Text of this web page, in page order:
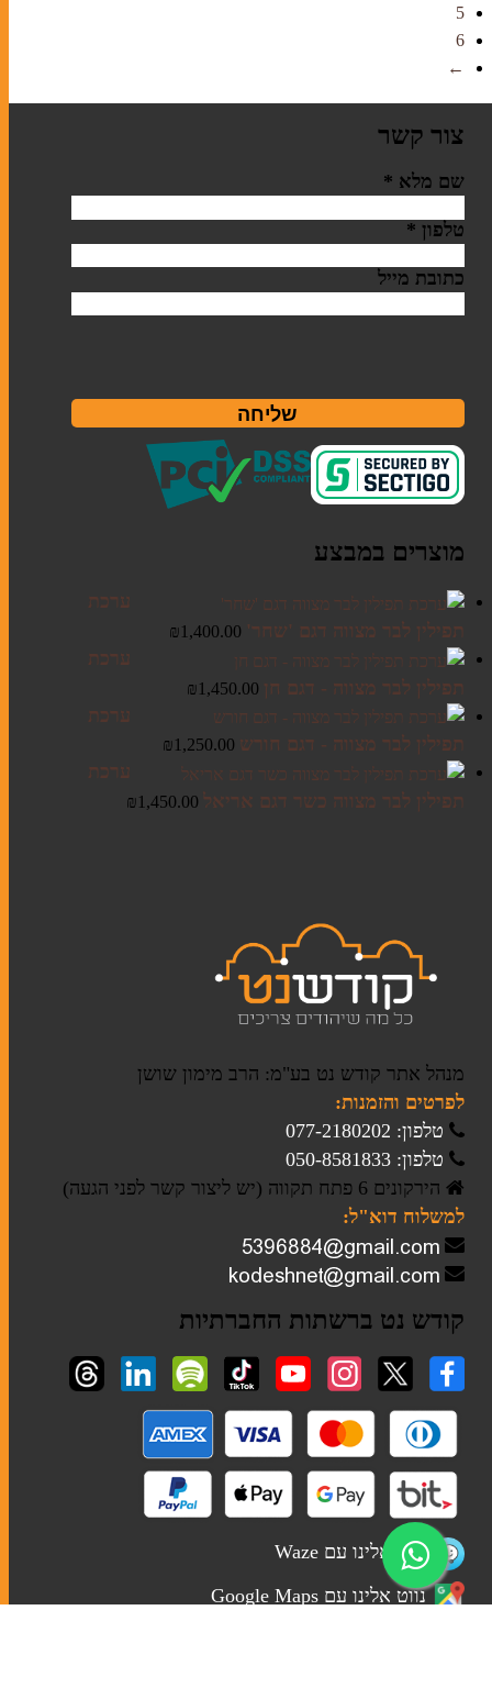
5
6
←
צור קשר
שם מלא *
טלפון *
כתובת מייל
שליחה
מוצרים במבצע
ערכת
תפילין לבר מצווה דגם 'שחר'
₪1,400.00
ערכת
תפילין לבר מצווה - דגם חן
₪1,450.00
ערכת
תפילין לבר מצווה - דגם חורש
₪1,250.00
ערכת
תפילין לבר מצווה כשר דגם אריאל
₪1,450.00
מנהל אתר קודש נט בע"מ: הרב מימון שושן
לפרטים והזמנות:
טלפון: 077-2180202
טלפון: 050-8581833
הירקונים 6 פתח תקווה (יש ליצור קשר לפני הגעה)
למשלוח דוא"ל:
קודש נט ברשתות החברתיות
נווט אלינו עם Waze
נווט אלינו עם Google Maps
טליתות
כוסות קידוש
מוצרי חשמל לשבת
פמוטים